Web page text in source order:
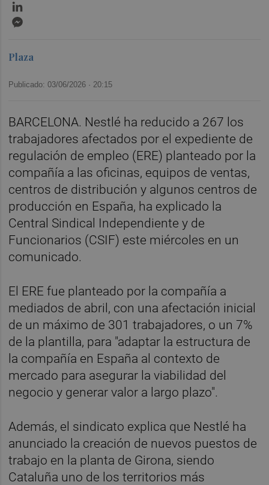
Plaza
Publicado: 03/06/2026 · 20:15
BARCELONA. Nestlé ha reducido a 267 los
trabajadores afectados por el expediente de
regulación de empleo (ERE) planteado por la
compañía a las oficinas, equipos de ventas,
centros de distribución y algunos centros de
producción en España, ha explicado la
Central Sindical Independiente y de
Funcionarios (CSIF) este miércoles en un
comunicado.
El ERE fue planteado por la compañía a
mediados de abril, con una afectación inicial
de un máximo de 301 trabajadores, o un 7%
de la plantilla, para "adaptar la estructura de
la compañía en España al contexto de
mercado para asegurar la viabilidad del
negocio y generar valor a largo plazo".
Además, el sindicato explica que Nestlé ha
anunciado la creación de nuevos puestos de
trabajo en la planta de Girona, siendo
Cataluña uno de los territorios más